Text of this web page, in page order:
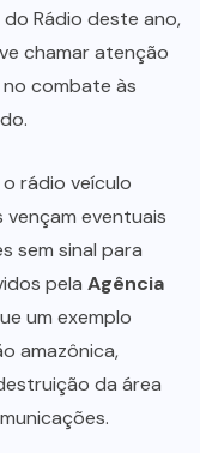
Rádio deste ano,
chamar atenção
combate às
rádio veículo
eventuais
sem sinal para
pela Agência
um exemplo
amazônica,
da área